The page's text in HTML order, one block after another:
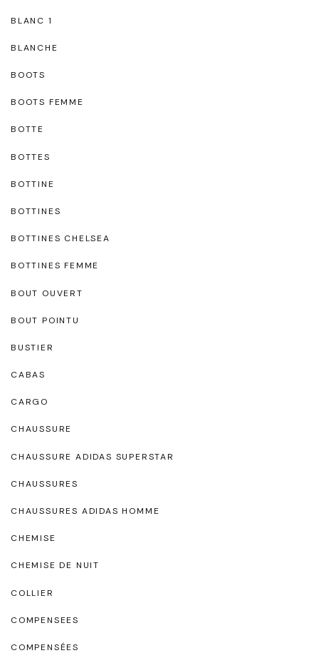
BLANC 1
BLANCHE
BOOTS
BOOTS FEMME
BOTTE
BOTTES
BOTTINE
BOTTINES
BOTTINES CHELSEA
BOTTINES FEMME
BOUT OUVERT
BOUT POINTU
BUSTIER
CABAS
CARGO
CHAUSSURE
CHAUSSURE ADIDAS SUPERSTAR
CHAUSSURES
CHAUSSURES ADIDAS HOMME
CHEMISE
CHEMISE DE NUIT
COLLIER
COMPENSEES
COMPENSÉES